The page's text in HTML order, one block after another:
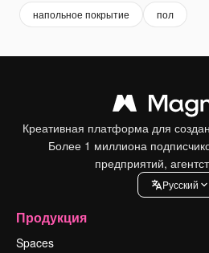
напольное покрытие пол
Креативная платформа для
Более 1 миллиона
предприятий,
Pусский
Продукция
Spaces